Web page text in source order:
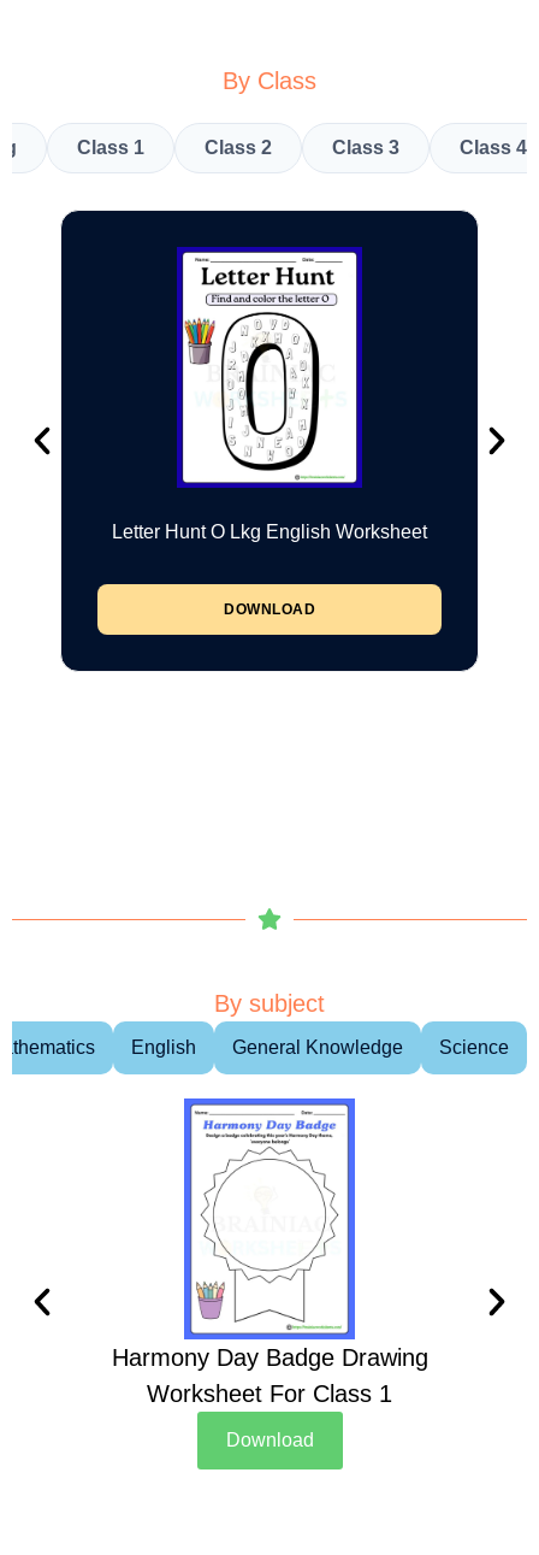
By Class
Class 1 Class 2 Class 3 Class 4
Letter Hunt O Lkg English Worksheet
DOWNLOAD
By subject
English General Knowledge Science
Harmony Day Badge Drawing
Worksheet For Class 1
Download